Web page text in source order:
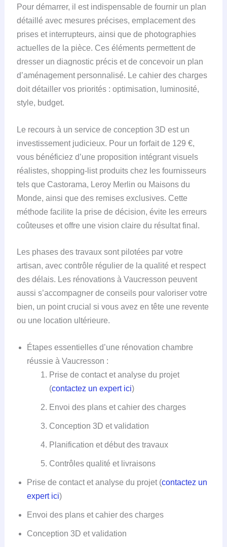
Pour démarrer, il est indispensable de fournir un plan
détaillé avec mesures précises, emplacement des
prises et interrupteurs, ainsi que de photographies
actuelles de la pièce. Ces éléments permettent de
dresser un diagnostic précis et de concevoir un plan
d’aménagement personnalisé. Le cahier des charges
doit détailler vos priorités : optimisation, luminosité,
style, budget.
Le recours à un service de conception 3D est un
investissement judicieux. Pour un forfait de 129 €,
vous bénéficiez d’une proposition intégrant visuels
réalistes, shopping-list produits chez les fournisseurs
tels que Castorama, Leroy Merlin ou Maisons du
Monde, ainsi que des remises exclusives. Cette
méthode facilite la prise de décision, évite les erreurs
coûteuses et offre une vision claire du résultat final.
Les phases des travaux sont pilotées par votre
artisan, avec contrôle régulier de la qualité et respect
des délais. Les rénovations à Vaucresson peuvent
aussi s’accompagner de conseils pour valoriser votre
bien, un point crucial si vous avez en tête une revente
ou une location ultérieure.
Étapes essentielles d’une rénovation chambre
réussie à Vaucresson :
Prise de contact et analyse du projet
(contactez un expert ici)
Envoi des plans et cahier des charges
Conception 3D et validation
Planification et début des travaux
Contrôles qualité et livraisons
Prise de contact et analyse du projet (contactez un
expert ici)
Envoi des plans et cahier des charges
Conception 3D et validation